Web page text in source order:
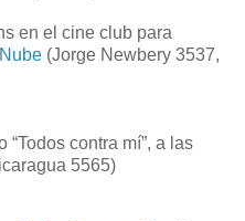
en el cine club para
(Jorge Newbery 3537,
contra mí”, a las
5565)